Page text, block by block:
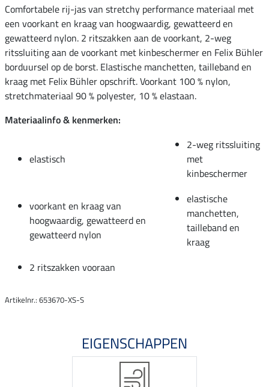
Comfortabele rij-jas van stretchy performance materiaal met
een voorkant en kraag van hoogwaardig, gewatteerd en
gewatteerd nylon. 2 ritszakken aan de voorkant, 2-weg
ritssluiting aan de voorkant met kinbeschermer en Felix Bühler
borduursel op de borst. Elastische manchetten, tailleband en
kraag met Felix Bühler opschrift. Voorkant 100 % nylon,
stretchmateriaal 90 % polyester, 10 % elastaan.
Materiaalinfo & kenmerken:
elastisch
2-weg ritssluiting
met
kinbeschermer
voorkant en kraag van
hoogwaardig, gewatteerd en
gewatteerd nylon
elastische
manchetten,
tailleband en
kraag
2 ritszakken vooraan
Artikelnr.: 653670-XS-S
EIGENSCHAPPEN